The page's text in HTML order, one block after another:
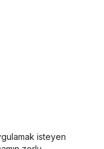
isteyen